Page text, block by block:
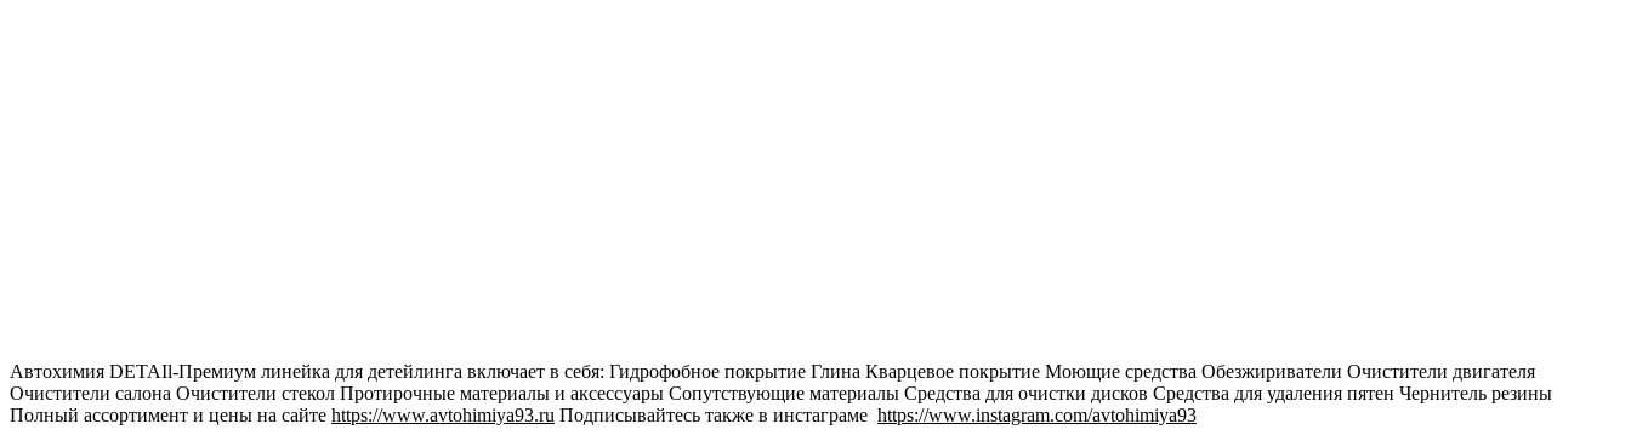
Автохимия DETAIl-Премиум линейка для детейлинга включает в себя: Гидрофобное покрытие Глина Кварцевое покрытие Моющие средства Обезжириватели Очистители двигателя
Очистители салона Очистители стекол Протирочные материалы и аксессуары Сопутствующие материалы Средства для очистки дисков Средства для удаления пятен Чернитель резины
Полный ассортимент и цены на сайте https://www.avtohimiya93.ru Подписывайтесь также в инстаграме https://www.instagram.com/avtohimiya93